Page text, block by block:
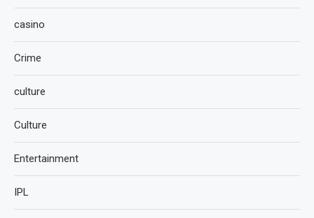
casino
Crime
culture
Culture
Entertainment
IPL